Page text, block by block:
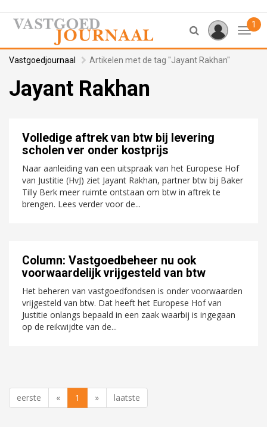
1
Vastgoedjournaal Artikelen met de tag "Jayant Rakhan"
Jayant Rakhan
Volledige aftrek van btw bij levering
scholen ver onder kostprijs
Naar aanleiding van een uitspraak van het Europese Hof
van Justitie (HvJ) ziet Jayant Rakhan, partner btw bij Baker
Tilly Berk meer ruimte ontstaan om btw in aftrek te
brengen. Lees verder voor de...
Column: Vastgoedbeheer nu ook
voorwaardelijk vrijgesteld van btw
Het beheren van vastgoedfondsen is onder voorwaarden
vrijgesteld van btw. Dat heeft het Europese Hof van
Justitie onlangs bepaald in een zaak waarbij is ingegaan
op de reikwijdte van de...
eerste « 1 » laatste